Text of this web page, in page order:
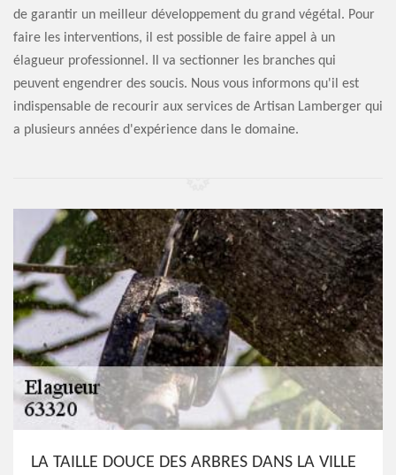
de garantir un meilleur développement du grand végétal. Pour
faire les interventions, il est possible de faire appel à un
élagueur professionnel. Il va sectionner les branches qui
peuvent engendrer des soucis. Nous vous informons qu'il est
indispensable de recourir aux services de Artisan Lamberger qui
a plusieurs années d'expérience dans le domaine.
LA TAILLE DOUCE DES ARBRES DANS LA VILLE